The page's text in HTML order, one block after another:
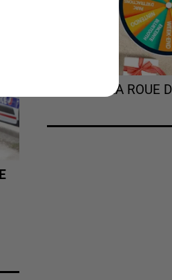
TOURNEZ LA ROUE